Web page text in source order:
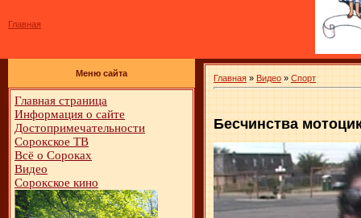
Главная
Меню сайта
Главная страница
Информация о сайте
Достопримечательности
Сорокское ТВ
Всё о Сороках
Видео
Сорокское кино
Главная » Видео » Спорт
Бесчинства